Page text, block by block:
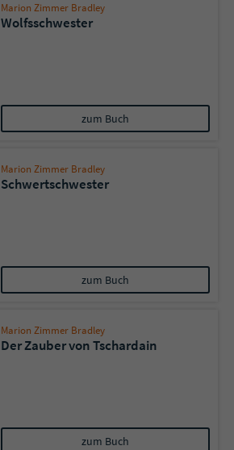
Marion Zimmer Bradley
Wolfsschwester
zum Buch
Marion Zimmer Bradley
Schwertschwester
zum Buch
Marion Zimmer Bradley
Der Zauber von Tschardain
zum Buch